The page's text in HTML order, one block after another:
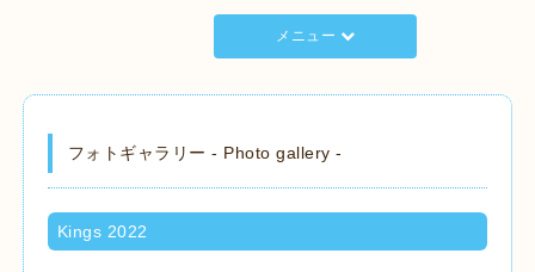
メニュー
フォトギャラリー - Photo gallery -
Kings 2022